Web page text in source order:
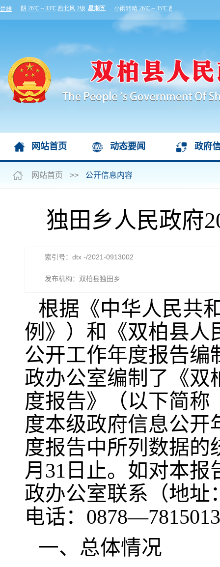
网站首页 动态要闻 政府
网站首页 >> 公开信息内容
独田乡人民政府
索引号：dtx -/2021-0913002
发布机构：双柏县独田乡
根据《中华人民共
例》）和《双柏县人
公开工作年度报告编
政办公室编制了《双
度报告》（以下简称
度本级政府信息公开
度报告中所列数据的
月31日止。如对本
政办公室联系（地址
电话：
一、总体情况